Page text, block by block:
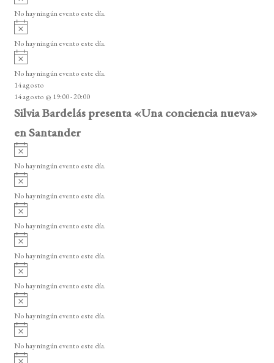
o
v
i
o
No hay ningún evento este día.
A
v
i
o
No hay ningún evento este día.
A
v
i
s
o
No hay ningún evento este día.
14 agosto
14 agosto @ 19:00-20:00
Silvia Bardelás presenta «Una conciencia nueva»
en Santander
A
v
i
o
No hay ningún evento este día.
A
v
i
o
No hay ningún evento este día.
A
v
i
o
No hay ningún evento este día.
A
v
i
o
No hay ningún evento este día.
A
v
i
o
No hay ningún evento este día.
A
v
i
o
No hay ningún evento este día.
A
v
i
No hay ningún evento este día.
A